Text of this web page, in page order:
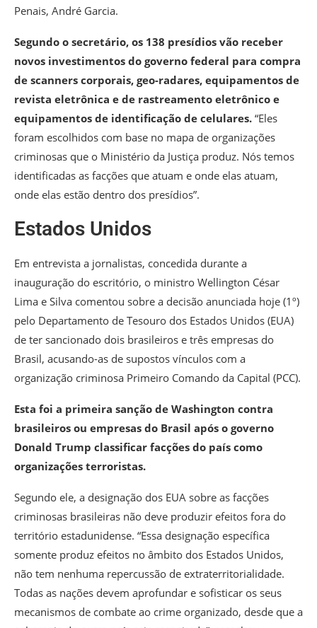
Penais, André Garcia.
Segundo o secretário, os 138 presídios vão receber
novos investimentos do governo federal para compra
de scanners corporais, geo-radares, equipamentos de
revista eletrônica e de rastreamento eletrônico e
equipamentos de identificação de celulares. “Eles
foram escolhidos com base no mapa de organizações
criminosas que o Ministério da Justiça produz. Nós temos
identificadas as facções que atuam e onde elas atuam,
onde elas estão dentro dos presídios”.
Estados Unidos
Em entrevista a jornalistas, concedida durante a
inauguração do escritório, o ministro Wellington César
Lima e Silva comentou sobre a decisão anunciada hoje (1º)
pelo Departamento de Tesouro dos Estados Unidos (EUA)
de ter sancionado dois brasileiros e três empresas do
Brasil, acusando-as de supostos vínculos com a
organização criminosa Primeiro Comando da Capital (PCC).
Esta foi a primeira sanção de Washington contra
brasileiros ou empresas do Brasil após o governo
Donald Trump classificar facções do país como
organizações terroristas.
Segundo ele, a designação dos EUA sobre as facções
criminosas brasileiras não deve produzir efeitos fora do
território estadunidense. “Essa designação específica
somente produz efeitos no âmbito dos Estados Unidos,
não tem nenhuma repercussão de extraterritorialidade.
Todas as nações devem aprofundar e sofisticar os seus
mecanismos de combate ao crime organizado, desde que a